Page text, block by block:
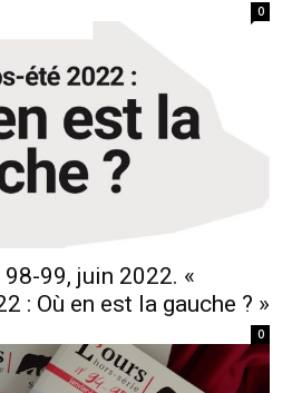
0
98-99, juin 2022. «
: Où en est la gauche ? »
0